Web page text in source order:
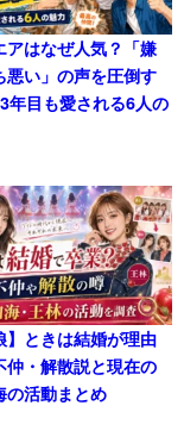
アはなぜ人気？「嫌
悪い」の声を圧倒す
年目も愛される6人の
】ときは結婚が理由
仲・解散説と現在の
の活動まとめ